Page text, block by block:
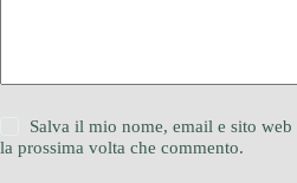
Salva il mio nome, email e sito
la prossima volta che commento.